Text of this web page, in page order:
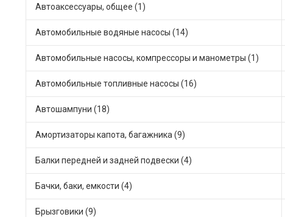
Автоаксессуары, общее (1)
Автомобильные водяные насосы (14)
Автомобильные насосы, компрессоры и манометры (1)
Автомобильные топливные насосы (16)
Автошампуни (18)
Амортизаторы капота, багажника (9)
Балки передней и задней подвески (4)
Бачки, баки, емкости (4)
Брызговики (9)